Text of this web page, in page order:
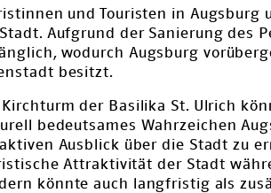
und Touristen in
Aufgrund der Sanierung des
wodurch Augsburg
besitzt.
Kirchturm der Basilika St. Ulrich
bedeutsames Wahrzeichen
Ausblick über die Stadt zu
Attraktivität der Stadt
könnte auch langfristig als